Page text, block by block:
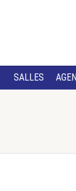
SALLES